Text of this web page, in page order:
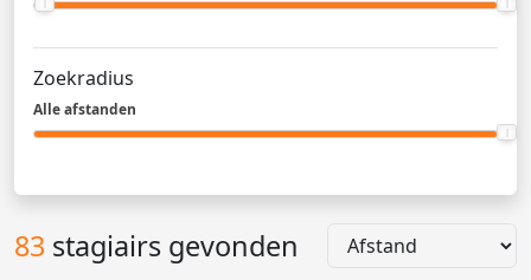
Zoekradius
Alle afstanden
83 stagiairs gevonden